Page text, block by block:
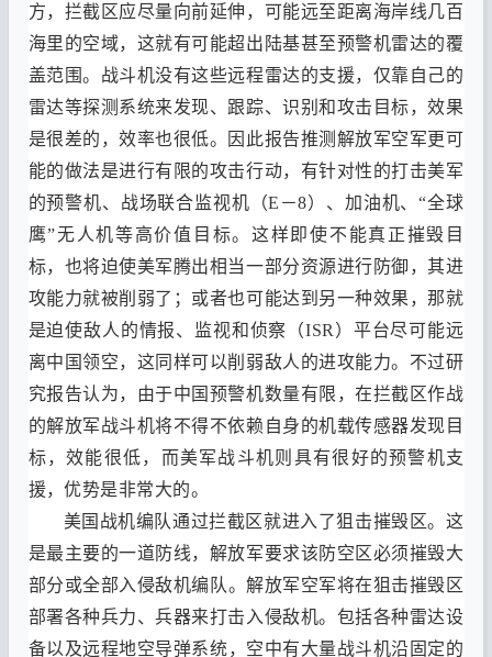
方， 拦截区应尽量向前延伸 ，
可能远至距离海岸线几百
海里的空域， 这就有可能超出陆基甚至预警机雷达的覆
盖范围。 战斗机没有这些远程雷达的支援， 仅靠自己的
雷达等探测系统来发现、 跟踪、识别和攻击目标，效果
是很差的 ，效率也很低。
因此报告推测解放军空军更可
能的做法是进行有限的攻击行动， 有针对性的打击美军
的预警机、 战场联合监视机（E－8）、加油机、“全球
鹰”无人机等高价值目标。 这样即使不能真正摧毁目
标， 也将迫使美军腾出相当一部分资源进行防御 ，其进
攻能力就被削弱了 ； 或者也可能达到另一种效果 ， 那就
是迫使敌人的情报、 监视和侦察 （ISR） 平台尽可能远
离中国领空， 这同样可以削弱敌人的进攻能力。 不过研
究报告认为， 由于中国预警机数量有限 ，在拦截区作战
的解放军战斗机将不得不依赖自身的机载传感器发现目
标，效能很低， 而美军战斗机则具有很好的预警机支
援，优势是非常大的。
美国战机编队通过拦截区就进入了狙击摧毁区。这
是最主要的一道防线， 解放军要求该防空区必须摧毁大
部分或全部入侵敌机编队。解放军空军将在狙击摧毁区
部署各种兵力、兵器来打击入侵敌机。 包括各种雷达设
备以及远程地空导弹系统， 空中有大量战斗机沿固定的